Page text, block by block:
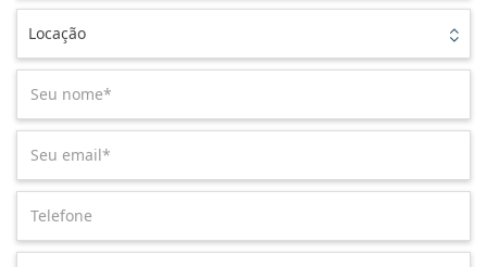
Locação